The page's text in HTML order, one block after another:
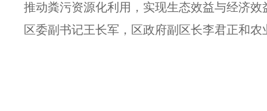
推动粪污资源化利用，实现生态效益与经济效
区委副书记王长军，区政府副区长李君正和